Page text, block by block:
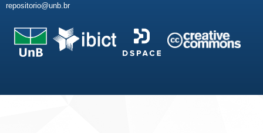
repositorio@unb.br